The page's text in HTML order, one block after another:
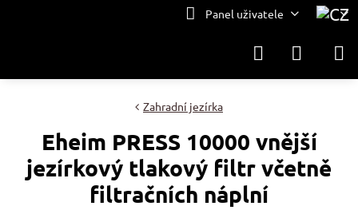
Panel uživatele
Zahradní jezírka
Eheim PRESS 10000 vnější
jezírkový tlakový filtr včetně
filtračních náplní